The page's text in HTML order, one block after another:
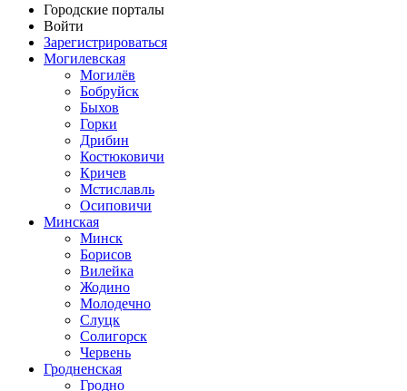
Городские порталы
Войти
Зарегистрироваться
Могилевская
Могилёв
Бобруйск
Быхов
Горки
Дрибин
Костюковичи
Кричев
Мстиславль
Осиповичи
Минская
Минск
Борисов
Вилейка
Жодино
Молодечно
Слуцк
Солигорск
Червень
Гродненская
Гродно